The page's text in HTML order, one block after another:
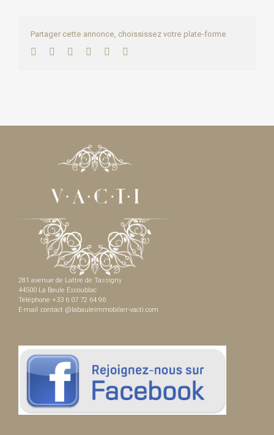
Partager cette annonce, choississez votre plate-forme
Facebook
TwitterLinkedInWhatsApp
Pinterest
281 avenue de Lattre de Tassigny
44500 La Baule Escoublac
Téléphone +33 6 07 72 64 96
E-mail :contact @labauleimmobilier-vacti.com